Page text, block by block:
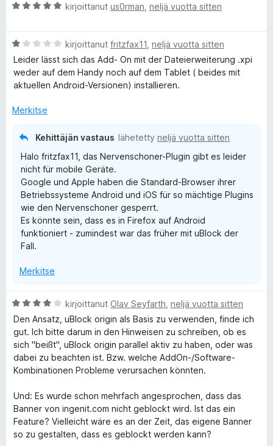
A
i
o
t
5
kirjoittanut us0rman neljä vuotta sitten
A
r
v
i
kirjoittanut fritzfax11 neljä vuotta sitten
Leider lässt sich das Add- On mit der Dateierweiterung .xpi
weder auf dem Handy noch auf dem Tablet ( beides mit
aktuellen Android-Versionen) installieren.
Merkitse
Kehittäjän vastaus lähetetty neljä vuotta sitten
Halo fritzfax11, das Nervenschoner-Plugin gibt es leider
nicht für mobile Geräte.
Google und Apple haben die Standard-Browser ihrer
Betriebssysteme Android und iOS für so mächtige Plugins
wie den Nervenschoner gesperrt.
Es könnte sein, dass es in Firefox auf Android
funktioniert - zumindest war das früher mit uBlock der
Fall.
Merkitse
A
r
v
o
u
4
/
5
kirjoittanut Olav Seyfarth neljä vuotta sitten
Den Ansatz, uBlock origin als Basis zu verwenden, finde ich
gut. Ich bitte darum in den Hinweisen zu schreiben, ob es
sich "beißt", uBlock origin parallel aktiv zu haben, oder was
dabei zu beachten ist. Bzw. welche AddOn-/Software-
Kombinationen Probleme verursachen könnten.
Und: Es wurde schon mehrfach angesprochen, dass das
Banner von ingenit.com nicht geblockt wird. Ist das ein
Feature? Vielleicht wäre es an der Zeit, das eigene Banner
so zu gestalten, dass es geblockt werden kann?